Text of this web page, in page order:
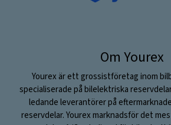
Om Yourex
Yourex är ett grossistföretag inom
specialiserade på bilelektriska
ledande leverantörer på
reservdelar. Yourex marknadsför det